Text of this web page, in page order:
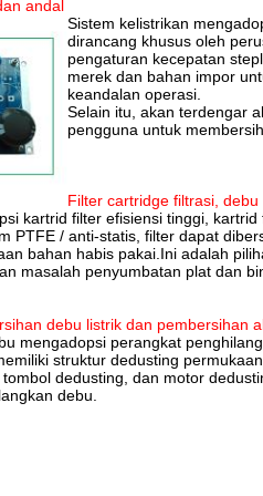
andal
Sistem kelistrikan
dirancang khusus oleh
pengaturan kecepatan
merek dan bahan impor
keandalan operasi.
Selain itu, akan terdengar
pengguna untuk
Filter cartridge filtrasi,
kartrid filter efisiensi tinggi,
PTFE / anti-statis, filter dapat
bahan habis pakai.Ini adalah
masalah penyumbatan plat dan
debu listrik dan pembersihan
mengadopsi perangkat
struktur dedusting
dedusting, dan motor
debu.